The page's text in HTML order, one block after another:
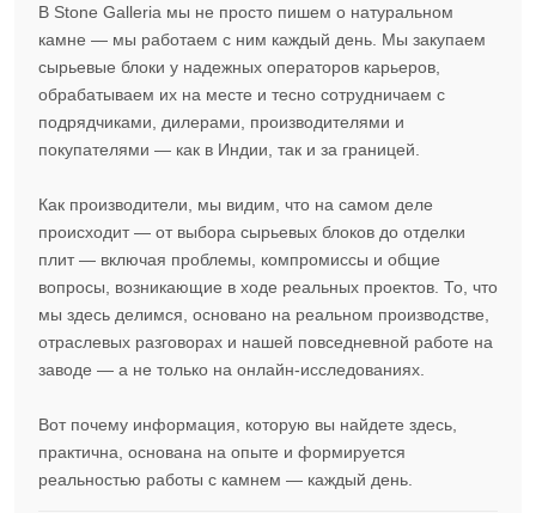
В Stone Galleria мы не просто пишем о натуральном
камне — мы работаем с ним каждый день. Мы закупаем
сырьевые блоки у надежных операторов карьеров,
обрабатываем их на месте и тесно сотрудничаем с
подрядчиками, дилерами, производителями и
покупателями — как в Индии, так и за границей.
Как производители, мы видим, что на самом деле
происходит — от выбора сырьевых блоков до отделки
плит — включая проблемы, компромиссы и общие
вопросы, возникающие в ходе реальных проектов. То, что
мы здесь делимся, основано на реальном производстве,
отраслевых разговорах и нашей повседневной работе на
заводе — а не только на онлайн-исследованиях.
Вот почему информация, которую вы найдете здесь,
практична, основана на опыте и формируется
реальностью работы с камнем — каждый день.